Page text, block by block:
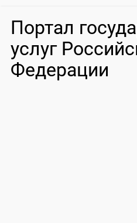
Портал
услуг
Федерации